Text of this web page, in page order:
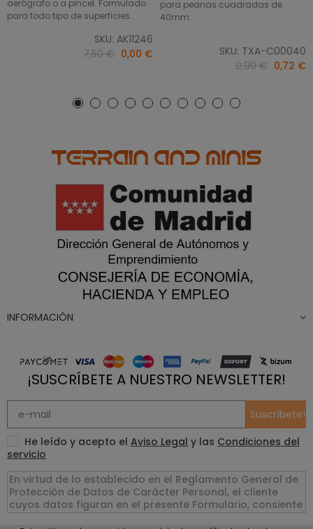
aerógrafo o a pincel. Formulado
para todo tipo de superficies.
SKU: AK11246
7,50 € 0,00 €
para peanas cuadradas de
40mm.
SKU: TXA-C00040
0,90 € 0,72 €
INFORMACIÓN
¡SUSCRÍBETE A NUESTRO NEWSLETTER!
Suscríbete!
He leído y acepto el Aviso Legal y las Condiciones del
servicio